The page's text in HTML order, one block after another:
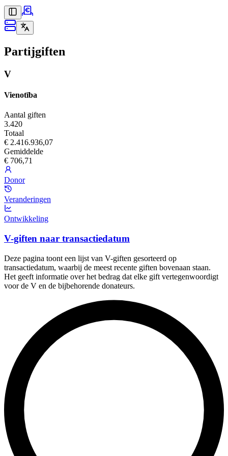
Partijgiften
V
Vienotība
Aantal giften
3.420
Totaal
€ 2.416.936,07
Gemiddelde
€ 706,71
Donor
Veranderingen
Ontwikkeling
V-giften naar transactiedatum
Deze pagina toont een lijst van V-giften gesorteerd op
transactiedatum, waarbij de meest recente giften bovenaan staan.
Het geeft informatie over het bedrag dat elke gift vertegenwoordigt
voor de V en de bijbehorende donateurs.